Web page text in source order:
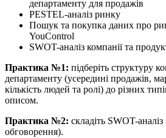
департаменту для продажів
PESTEL-аналіз ринку
Пошук та покупка даних про
YouControl
SWOT-аналіз компанії та
Практика №1: підберіть структуру
департаменту (усередині продажів,
кількість людей та ролі) до різних
описом.
Практика №2: складіть SWOT-
обговорення).